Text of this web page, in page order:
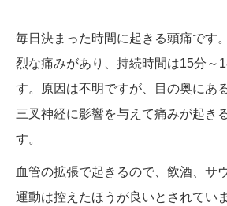
毎日決まった時間に起きる頭痛です
烈な痛みがあり、持続時間は15分～
す。原因は不明ですが、目の奥にあ
三叉神経に影響を与えて痛みが起き
す。
血管の拡張で起きるので、飲酒、サ
運動は控えたほうが良いとされてい